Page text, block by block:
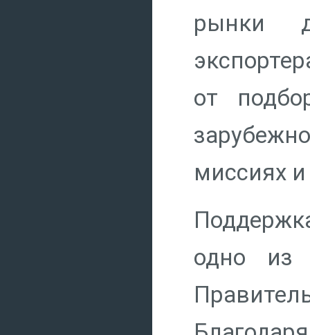
рынки
от
миссиях
одно из